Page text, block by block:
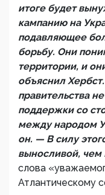
итоге будет
кампанию на
подавляющее
борьбу. Они
территории, и
объяснил
правительства
поддержки со
между народом
он. — В силу
выносливой, чем
слова
Атлантическому